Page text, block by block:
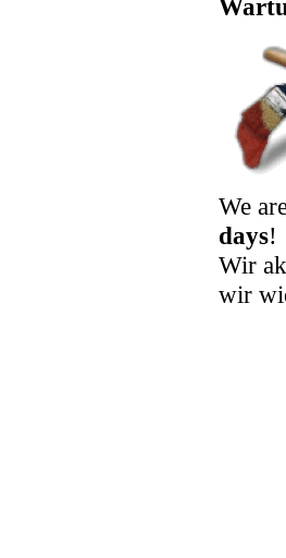
We
days!
Wir
wir